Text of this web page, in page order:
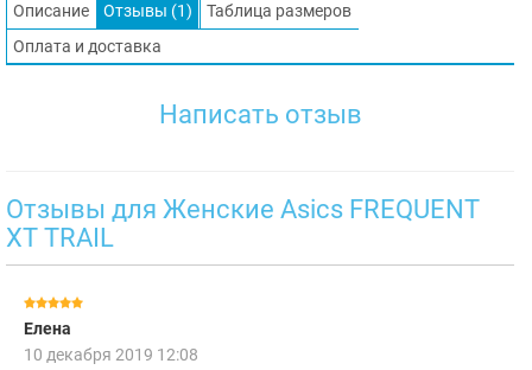
Описание Отзывы (1)
Таблица размеров
Оплата и доставка
Написать отзыв
Отзывы для Женские Asics FREQUENT
XT TRAIL
Елена
10 декабря 2019 12:08